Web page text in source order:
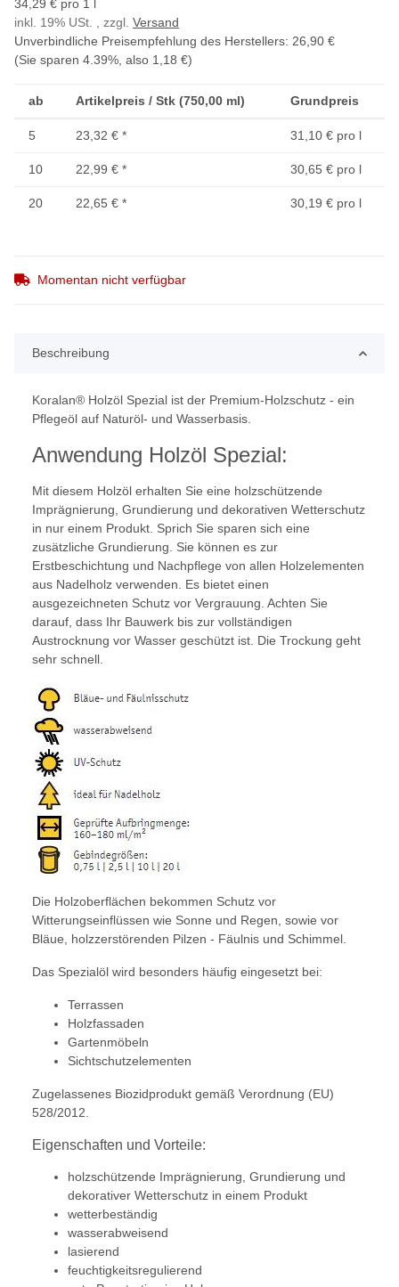
34,29 € pro 1 l
inkl. 19% USt. , zzgl. Versand
Unverbindliche Preisempfehlung des Herstellers: 26,90 €
(Sie sparen 4.39% , also 1,18 €)
ab Artikelpreis / Stk (750,00 ml) Grundpreis
5 23,32 € * 31,10 € pro l
10 22,99 € * 30,65 € pro l
20 22,65 € * 30,19 € pro l
Momentan nicht verfügbar
Beschreibung
Koralan® Holzöl Spezial ist der Premium-Holzschutz - ein
Pflegeöl auf Naturöl- und Wasserbasis.
Anwendung Holzöl Spezial:
Mit diesem Holzöl erhalten Sie eine holzschützende
Imprägnierung, Grundierung und dekorativen Wetterschutz
in nur einem Produkt. Sprich Sie sparen sich eine
zusätzliche Grundierung. Sie können es zur
Erstbeschichtung und Nachpflege von allen Holzelementen
aus Nadelholz verwenden. Es bietet einen
ausgezeichneten Schutz vor Vergrauung. Achten Sie
darauf, dass Ihr Bauwerk bis zur vollständigen
Austrocknung vor Wasser geschützt ist. Die Trockung geht
sehr schnell.
Die Holzoberflächen bekommen Schutz vor
Witterungseinflüssen wie Sonne und Regen, sowie vor
Bläue, holzzerstörenden Pilzen - Fäulnis und Schimmel.
Das Spezialöl wird besonders häufig eingesetzt bei:
Terrassen
Holzfassaden
Gartenmöbeln
Sichtschutzelementen
Zugelassenes Biozidprodukt gemäß Verordnung (EU)
528/2012.
Eigenschaften und Vorteile:
holzschützende Imprägnierung, Grundierung und
dekorativer Wetterschutz in einem Produkt
wetterbeständig
wasserabweisend
lasierend
feuchtigkeitsregulierend